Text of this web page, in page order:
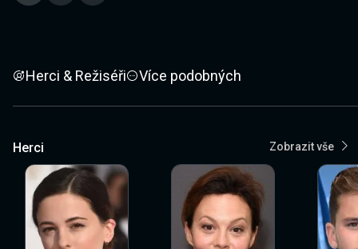
Herci & Režiséři Více podobných
Herci Zobrazit vše